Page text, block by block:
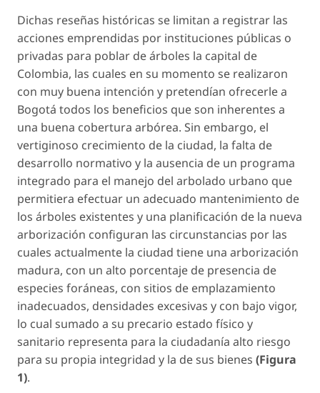
Dichas reseñas históricas se limitan a registrar las
acciones emprendidas por instituciones públicas o
privadas para poblar de árboles la capital de
Colombia, las cuales en su momento se realizaron
con muy buena intención y pretendían ofrecerle a
Bogotá todos los beneficios que son inherentes a
una buena cobertura arbórea. Sin embargo, el
vertiginoso crecimiento de la ciudad, la falta de
desarrollo normativo y la ausencia de un programa
integrado para el manejo del arbolado urbano que
permitiera efectuar un adecuado mantenimiento de
los árboles existentes y una planificación de la nueva
arborización configuran las circunstancias por las
cuales actualmente la ciudad tiene una arborización
madura, con un alto porcentaje de presencia de
especies foráneas, con sitios de emplazamiento
inadecuados, densidades excesivas y con bajo vigor,
lo cual sumado a su precario estado físico y
sanitario representa para la ciudadanía alto riesgo
para su propia integridad y la de sus bienes (Figura
1).